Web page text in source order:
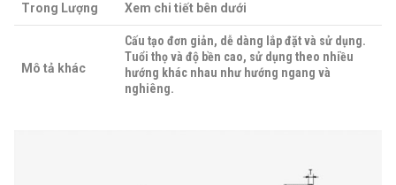
Trong Lượng Xem chi tiết bên dưới
Mô tả khác
Cấu tạo đơn giản, dễ dàng lắp đặt và sử dụng.
Tuổi thọ và độ bền cao, sử dụng theo nhiều
hướng khác nhau như hướng ngang và
nghiêng.